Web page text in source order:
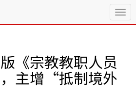
T
o
《宗教教职人员
主增“抵制境外